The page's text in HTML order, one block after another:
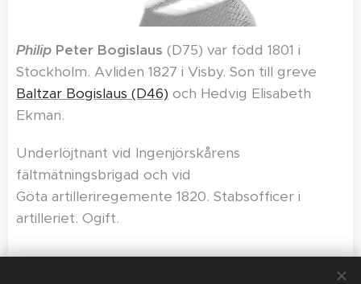
Philip Peter Bogislaus (D75) var född 1801 i
Stockholm. Avliden 1827 i Visby. Son till greve
Baltzar Bogislaus (D46) och Hedvig Elisabeth
Ekman.
Underlöjtnant vid Ingenjörskårens
fältmätningsbrigad och vid
Göta artilleriregemente 1820. Stabsofficer i
artilleriet. Ogift.